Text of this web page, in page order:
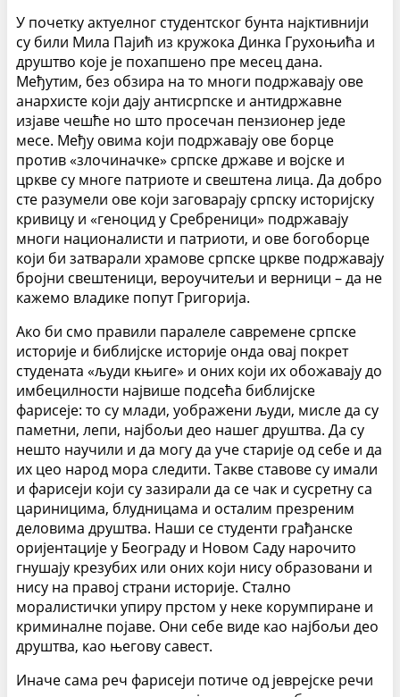
У почетку актуелног студентског бунта најктивнији
су били Мила Пајић из кружока Динка Грухоњића и
друштво које је похапшено пре месец дана.
Међутим, без обзира на то многи подржавају ове
анархисте који дају антисрпске и антидржавне
изјаве чешће но што просечан пензионер једе
месе. Међу овима који подржавају ове борце
против «злочиначке» српске државе и војске и
цркве су многе патриоте и свештена лица. Да добро
сте разумели ове који заговарају српску историјску
кривицу и «геноцид у Сребреници» подржавају
многи националисти и патриоти, и ове богоборце
који би затварали храмове српске цркве подржавају
бројни свештеници, вероучитељи и верници – да не
кажемо владике попут Григорија.
Ако би смо правили паралеле савремене српске
историје и библијске историје онда овај покрет
студената «људи књиге» и оних који их обожавају до
имбецилности највише подсећа библијске
фарисеје: то су млади, уображени људи, мисле да су
паметни, лепи, најбољи део нашег друштва. Да су
нешто научили и да могу да уче старије од себе и да
их цео народ мора следити. Такве ставове су имали
и фарисеји који су зазирали да се чак и сусретну са
цариницима, блудницама и осталим презреним
деловима друштва. Наши се студенти грађанске
оријентације у Београду и Новом Саду нарочито
гнушају крезубих или оних који нису образовани и
нису на правој страни историје. Стално
моралистички упиру прстом у неке корумпиране и
криминалне појаве. Они себе виде као најбољи део
друштва, као његову савест.
Иначе сама реч фарисеји потиче од јеврејске речи